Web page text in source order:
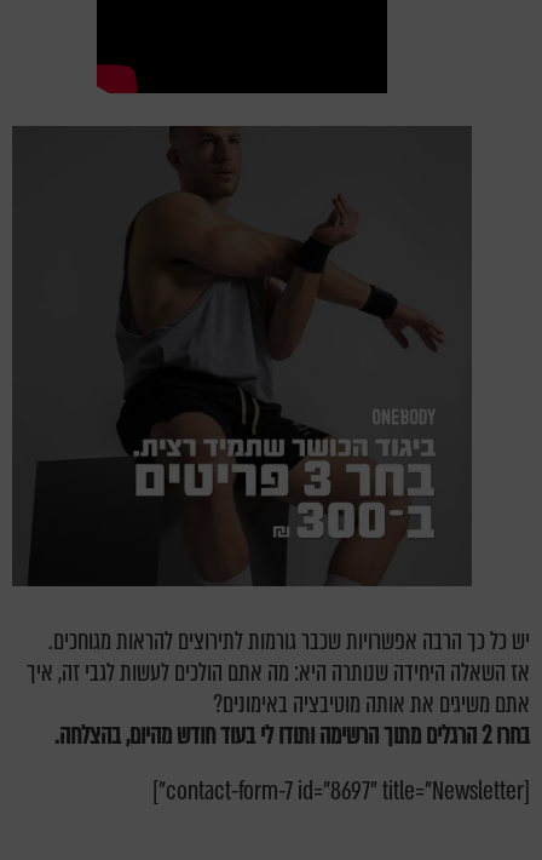
יש כל כך הרבה אפשרויות שכבר גורמות לתירוצים להראות מגוחכים.
אז השאלה היחידה שנותרה היא: מה אתם הולכים לעשות לגבי זה, איך
אתם משיגים את אותה מוטיבציה באימונים?
בחרו 2 הרגלים מתוך הרשימה ותודו לי בעוד חודש מהיום, בהצלחה.
[contact-form-7 id="8697" title="Newsletter"]